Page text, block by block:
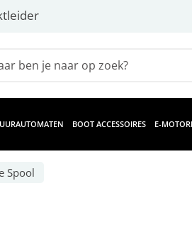
BOOT ACCESSOIRES E-
Spool